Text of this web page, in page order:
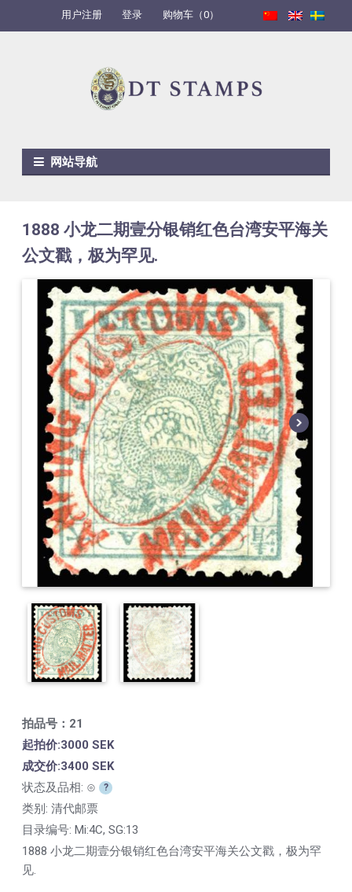
用户注册 登录 购物车（0）
网站导航
1888 小龙二期壹分银销红色台湾安平海关
公文戳，极为罕见.
拍品号：21
起拍价:3000 SEK
成交价:3400 SEK
状态及品相: ⊙ ?
类别: 清代邮票
目录编号: Mi:4C, SG:13
1888 小龙二期壹分银销红色台湾安平海关公文戳，极为罕
见.